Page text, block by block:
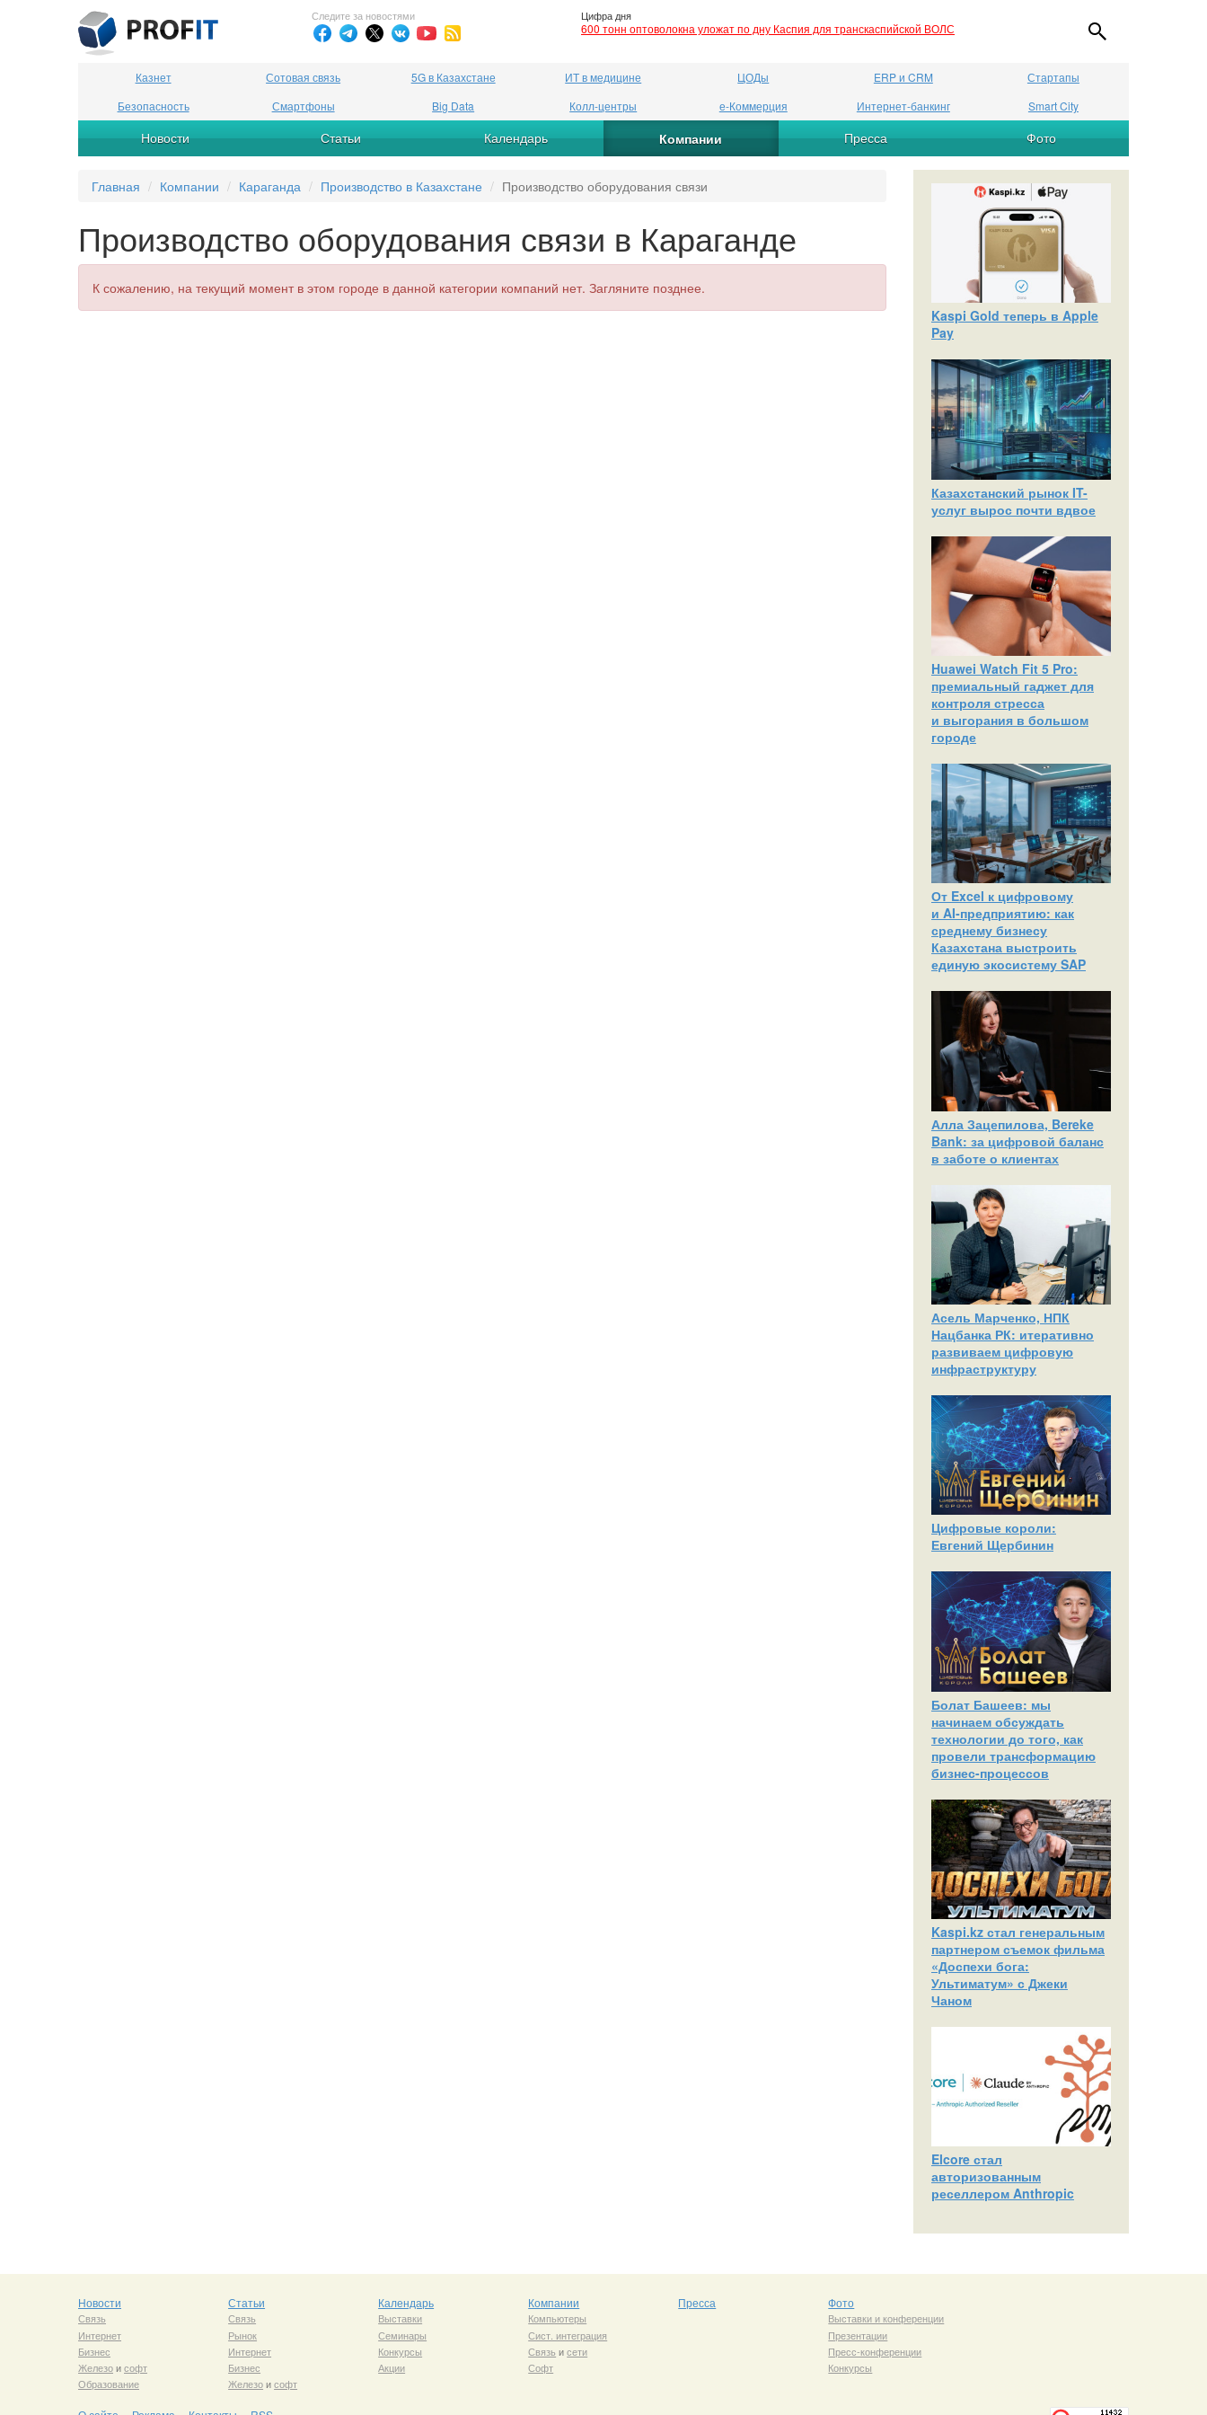
Следите за новостями Цифра дня
600 тонн оптоволокна уложат по дну Каспия для транскаспийской ВОЛС
Казнет Сотовая связь 5G в Казахстане ИТ в медицине ЦОДы ERP и CRM
Стартапы
Безопасность
Смартфоны Big Data Колл-центры е-Коммерция Интернет-банкинг Smart City
Новости Статьи Календарь Компании Пресса Фото
Главная Компании Караганда Производство в Казахстане Производство оборудования связи
Производство оборудования связи в Караганде
К сожалению, на текущий момент в этом городе в данной категории компаний нет. Загляните позднее.
Kaspi Gold теперь в Apple
Pay
Казахстанский рынок IT-
услуг вырос почти вдвое
Huawei Watch Fit 5 Pro:
премиальный гаджет для
контроля стресса
и выгорания в большом
городе
От Excel к цифровому
и AI‑предприятию: как
среднему бизнесу
Казахстана выстроить
единую экосистему SAP
Алла Зацепилова, Bereke
Bank: за цифровой баланс
в заботе о клиентах
Асель Марченко, НПК
Нацбанка РК: итеративно
развиваем цифровую
инфраструктуру
Цифровые короли:
Евгений Щербинин
Болат Башеев: мы
начинаем обсуждать
технологии до того, как
провели трансформацию
бизнес-процессов
Kaspi.kz стал генеральным
партнером съемок фильма
«Доспехи бога:
Ультиматум» с Джеки
Чаном
Elcore стал
авторизованным
реселлером Anthropic
Новости
Связь
Интернет
Бизнес
Железоисофт
Образование
Статьи
Связь
Рынок
Интернет
Бизнес
Железоисофт
Календарь
Выставки
Семинары
Конкурсы
Акции
Компании
Компьютеры
Сист. интеграция
Связь исети
Софт
Пресса Фото
Выставки и конференции
Презентации
Пресс-конференции
Конкурсы